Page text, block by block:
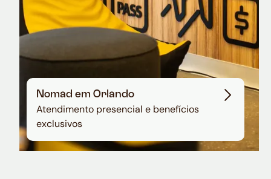
Nomad em Orlando
Atendimento presencial e benefícios
exclusivos